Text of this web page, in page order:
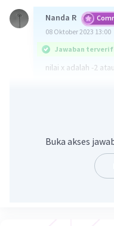
Nanda R
08 Oktober 2023 13:00
Jawaban
nilai x adalah -2
x = -2 atau x = 3.
Beri Rating·
Buka akses